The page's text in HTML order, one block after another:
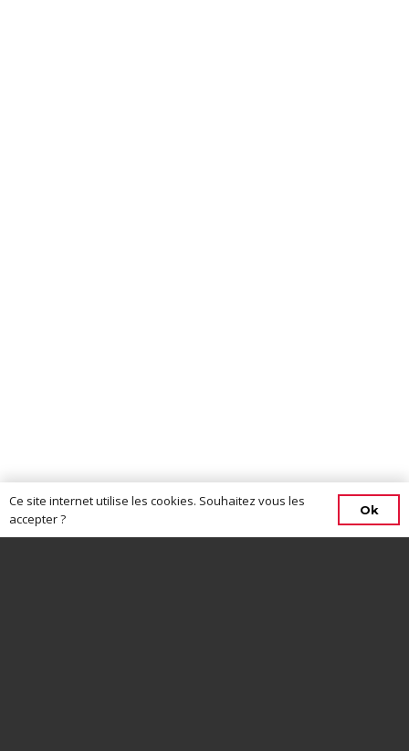
Ce site internet utilise les cookies. Souhaitez vous les
accepter ?
Ok